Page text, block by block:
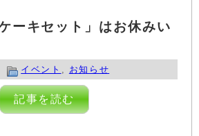
ーキセット」はお休みい
イベント お知らせ
記事を読む